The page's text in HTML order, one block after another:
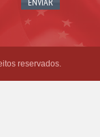
reservados.